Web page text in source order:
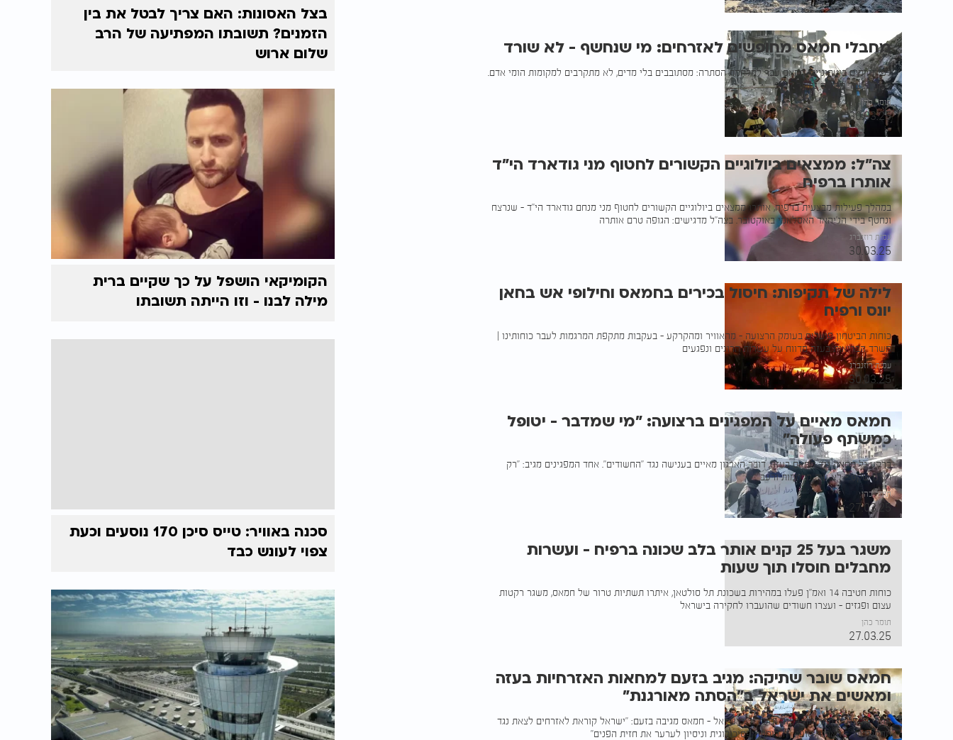
מחבלי חמאס מחופשים לאזרחים: מי שנחשף - לא שורד
לפי גורמים ביטחוניים, חמאס עבר למלחמת הסתרה: מסתובבים בלי מדים, לא מתקרבים למקומות הומי אדם.
השב"כ: ציד ממוקד נמשך 24/7
תומר כהן
30.03.25
צה"ל: ממצאים ביולוגיים הקשורים לחטוף מני גודארד הי"ד
אותרו ברפיח
במהלך פעילות מבצעית ברפיח, אותרו ממצאים ביולוגיים הקשורים לחטוף מני מנחם גודארד הי"ד - שנרצח
ונחטף בידי הג'יהאד האסלאמי באוקטובר. בצה"ל מדגישים: הגופה טרם אותרה
עמית רוזנברג
30.03.25
לילה של תקיפות: חיסול בכירים בחמאס וחילופי אש בחאן
יונס ורפיח
כוחות הביטחון פועלים בעומק הרצועה - מהאוויר ומהקרקע - בעקבות מתקפת המרגמות לעבר כוחותינו |
משרד הבריאות בעזה מדווח על עשרות הרוגים ונפגעים
עמית רוזנברג
30.03.25
חמאס מאיים על המפגינים ברצועה: "מי שמדבר - יטופל
כמשתף פעולה"
ברקע גל מחאה נגד חמאס בעזה, דובר הארגון מאיים בענישה נגד "החשודים". אחד המפגינים מגיב: "רק
רצינו שקט - לא עוד מלחמות ורעב"
תומר כהן
27.03.25
משגר בעל 25 קנים אותר בלב שכונה ברפיח - ועשרות
מחבלים חוסלו תוך שעות
כוחות חטיבה 14 ואמ״ן פעלו במהירות בשכונת תל סולטאן, איתרו תשתיות טרור של חמאס, משגר רקטות
עצום ופגזים - ועצרו חשודים שהועברו לחקירה בישראל
תומר כהן
27.03.25
חמאס שובר שתיקה: מגיב בזעם למחאות האזרחיות בעזה
ומאשים את ישראל ב"הסתה מאורגנת"
אחרי ההפגנות החריגות בעזה והעידוד מישראל - חמאס מגיבה בזעם: "ישראל קוראת לאזרחים לצאת נגד
ההתנגדות" • הארגון טוען: "זו לוחמה פסיכולוגית וניסיון לערער את חזית הפנים"
בצל האסונות: האם צריך לבטל את בין
הזמנים? תשובתו המפתיעה של הרב
שלום ארוש
הקומיקאי הושפל על כך שקיים ברית
מילה לבנו - וזו הייתה תשובתו
סכנה באוויר: טייס סיכן 170 נוסעים וכעת
צפוי לעונש כבד